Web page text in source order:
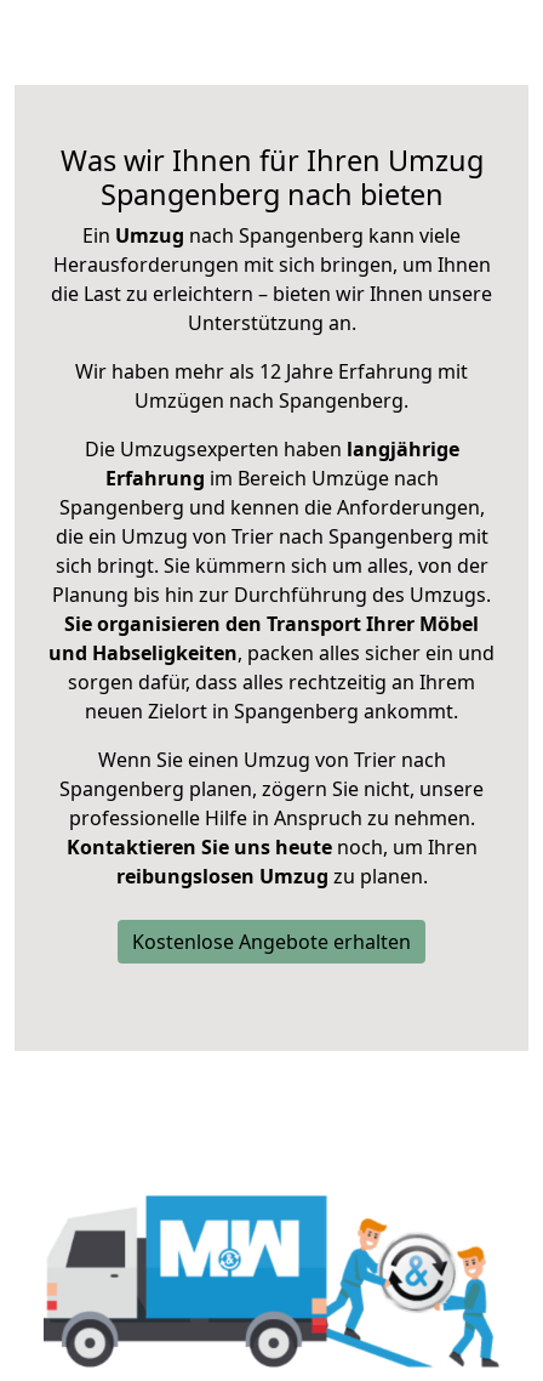
Was wir Ihnen für Ihren Umzug
Spangenberg nach bieten
Ein Umzug nach Spangenberg kann viele
Herausforderungen mit sich bringen, um Ihnen
die Last zu erleichtern – bieten wir Ihnen unsere
Unterstützung an.
Wir haben mehr als 12 Jahre Erfahrung mit
Umzügen nach Spangenberg.
Die Umzugsexperten haben langjährige
Erfahrung im Bereich Umzüge nach
Spangenberg und kennen die Anforderungen,
die ein Umzug von Trier nach Spangenberg mit
sich bringt. Sie kümmern sich um alles, von der
Planung bis hin zur Durchführung des Umzugs.
Sie organisieren den Transport Ihrer Möbel
und Habseligkeiten, packen alles sicher ein und
sorgen dafür, dass alles rechtzeitig an Ihrem
neuen Zielort in Spangenberg ankommt.
Wenn Sie einen Umzug von Trier nach
Spangenberg planen, zögern Sie nicht, unsere
professionelle Hilfe in Anspruch zu nehmen.
Kontaktieren Sie uns heutenoch, um Ihren
reibungslosen Umzug zu planen.
Kostenlose Angebote erhalten